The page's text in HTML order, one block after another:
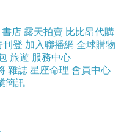
書店 露天拍賣 比比昂代購
刊登 加入聯播網 全球購物
旅遊 服務中心
雜誌 星座命理 會員中心
簡訊